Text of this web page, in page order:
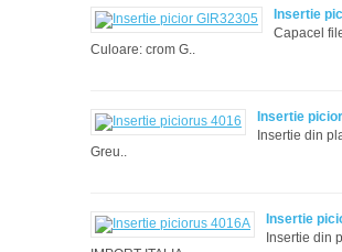
Insertie
Capacel
Culoare: crom G..
Insertie
Insertie din
Greu..
Insertie
Insertie din